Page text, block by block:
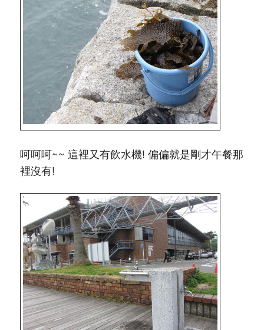
呵呵呵~~ 這裡又有飲水機! 偏偏就是剛才午餐那
裡沒有!